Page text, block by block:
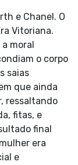
e Chanel. O
Vitoriana.
moral
o corpo
saias
que ainda
ressaltando
fitas, e
final
era
e